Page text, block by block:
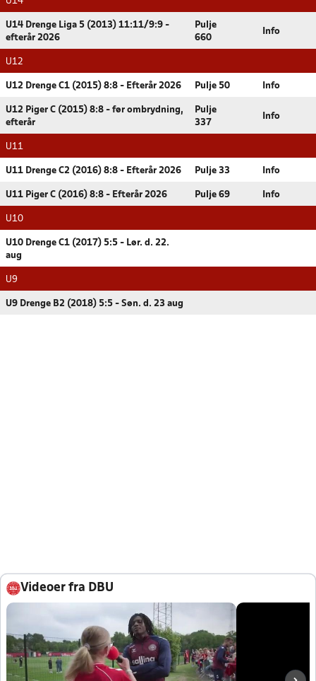
U14 Drenge Liga 5 (2013) 11:11/9:9 -
efterår 2026
Pulje
660
Info
U12
U12 Drenge C1 (2015) 8:8 - Efterår 2026 Pulje 50 Info
U12 Piger C (2015) 8:8 - før ombrydning,
efterår
Pulje
337
Info
U11
U11 Drenge C2 (2016) 8:8 - Efterår 2026 Pulje 33 Info
U11 Piger C (2016) 8:8 - Efterår 2026 Pulje 69 Info
U10
U10 Drenge C1 (2017) 5:5 - Lør. d. 22.
aug
U9
U9 Drenge B2 (2018) 5:5 - Søn. d. 23 aug
Videoer fra DBU